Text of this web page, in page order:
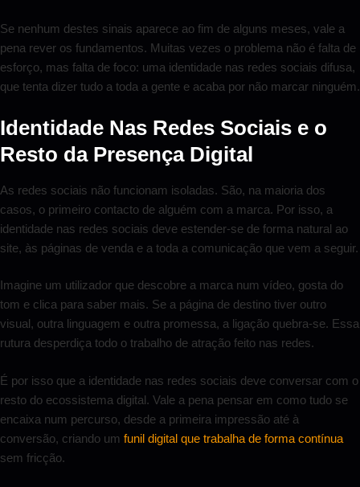
Se nenhum destes sinais aparece ao fim de alguns meses, vale a
pena rever os fundamentos. Muitas vezes o problema não é falta de
esforço, mas falta de foco: uma identidade nas redes sociais difusa,
que tenta dizer tudo a toda a gente e acaba por não marcar ninguém.
Identidade Nas Redes Sociais e o
Resto da Presença Digital
As redes sociais não funcionam isoladas. São, na maioria dos
casos, o primeiro contacto de alguém com a marca. Por isso, a
identidade nas redes sociais deve estender-se de forma natural ao
site, às páginas de venda e a toda a comunicação que vem a seguir.
Imagine um utilizador que descobre a marca num vídeo, gosta do
tom e clica para saber mais. Se a página de destino tiver outro
visual, outra linguagem e outra promessa, a ligação quebra-se. Essa
rutura desperdiça todo o trabalho de atração feito nas redes.
É por isso que a identidade nas redes sociais deve conversar com o
resto do ecossistema digital. Vale a pena pensar em como tudo se
encaixa num percurso, desde a primeira impressão até à
conversão, criando um funil digital que trabalha de forma contínua
sem fricção.